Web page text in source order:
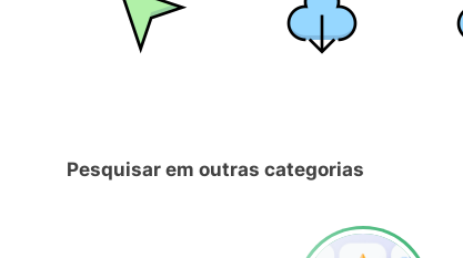
Pesquisar em outras categorias